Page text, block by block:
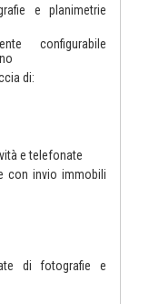
e planimetrie
configurabile
di:
e telefonate
con invio immobili
di fotografie e